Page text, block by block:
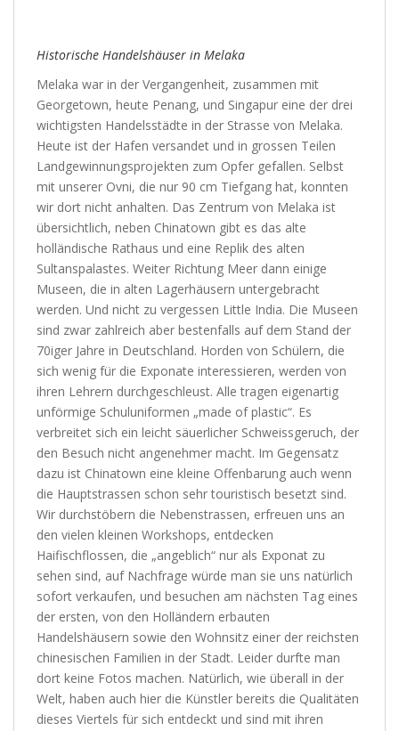
Historische Handelshäuser in Melaka
Melaka war in der Vergangenheit, zusammen mit
Georgetown, heute Penang, und Singapur eine der drei
wichtigsten Handelsstädte in der Strasse von Melaka.
Heute ist der Hafen versandet und in grossen Teilen
Landgewinnungsprojekten zum Opfer gefallen. Selbst
mit unserer Ovni, die nur 90 cm Tiefgang hat, konnten
wir dort nicht anhalten. Das Zentrum von Melaka ist
übersichtlich, neben Chinatown gibt es das alte
holländische Rathaus und eine Replik des alten
Sultanspalastes. Weiter Richtung Meer dann einige
Museen, die in alten Lagerhäusern untergebracht
werden. Und nicht zu vergessen Little India. Die Museen
sind zwar zahlreich aber bestenfalls auf dem Stand der
70iger Jahre in Deutschland. Horden von Schülern, die
sich wenig für die Exponate interessieren, werden von
ihren Lehrern durchgeschleust. Alle tragen eigenartig
unförmige Schuluniformen „made of plastic“. Es
verbreitet sich ein leicht säuerlicher Schweissgeruch, der
den Besuch nicht angenehmer macht. Im Gegensatz
dazu ist Chinatown eine kleine Offenbarung auch wenn
die Hauptstrassen schon sehr touristisch besetzt sind.
Wir durchstöbern die Nebenstrassen, erfreuen uns an
den vielen kleinen Workshops, entdecken
Haifischflossen, die „angeblich“ nur als Exponat zu
sehen sind, auf Nachfrage würde man sie uns natürlich
sofort verkaufen, und besuchen am nächsten Tag eines
der ersten, von den Holländern erbauten
Handelshäusern sowie den Wohnsitz einer der reichsten
chinesischen Familien in der Stadt. Leider durfte man
dort keine Fotos machen. Natürlich, wie überall in der
Welt, haben auch hier die Künstler bereits die Qualitäten
dieses Viertels für sich entdeckt und sind mit ihren